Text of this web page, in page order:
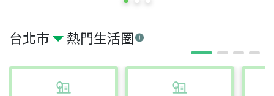
台北市 熱門生活圈